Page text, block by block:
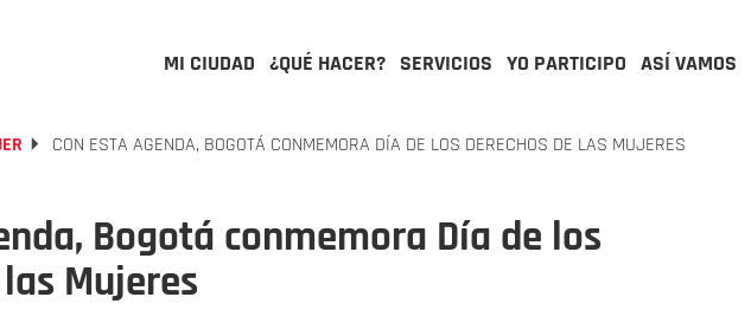
MI CIUDAD ¿QUÉ HACER? SERVICIOS YO PARTICIPO ASÍ VAMOS
CON ESTA AGENDA, BOGOTÁ CONMEMORA DÍA DE LOS DERECHOS DE LAS MUJERES
Bogotá conmemora Día de los
Mujeres